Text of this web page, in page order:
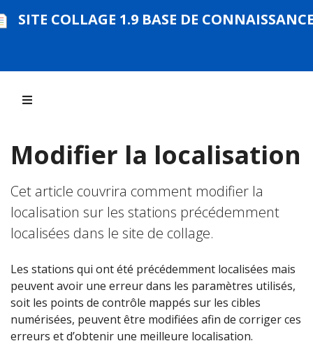
SITE COLLAGE 1.9 BASE DE
Modifier la localisation
Cet article couvrira comment modifier la
localisation sur les stations précédemment
localisées dans le site de collage.
Les stations qui ont été précédemment localisées mais
peuvent avoir une erreur dans les paramètres utilisés,
soit les points de contrôle mappés sur les cibles
numérisées, peuvent être modifiées afin de corriger ces
erreurs et d’obtenir une meilleure localisation.